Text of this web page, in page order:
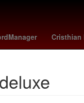
Cristhian
Gobierno